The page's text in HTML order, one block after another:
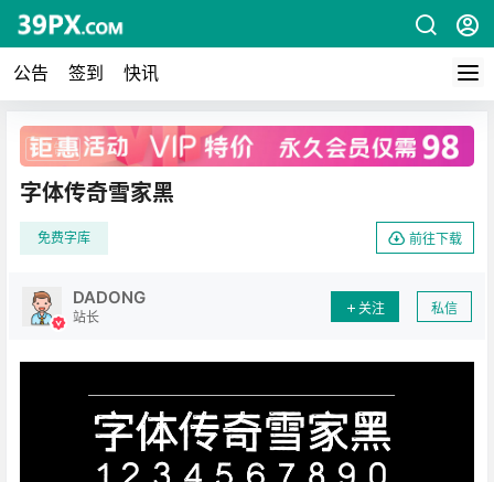
公告 签到 快讯
广告
字体传奇雪家黑
免费字库 前往下载
DADONG
站长
关注 私信